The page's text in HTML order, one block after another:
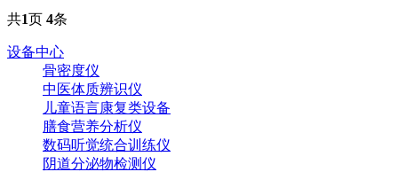
共1页 4条
设备中心
骨密度仪
中医体质辨识仪
儿童语言康复类设备
膳食营养分析仪
数码听觉统合训练仪
阴道分泌物检测仪